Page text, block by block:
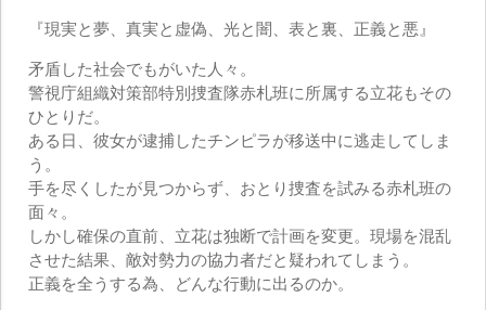
『現実と夢、真実と虚偽、光と闇、表と裏、正義と悪』
矛盾した社会でもがいた人々。
警視庁組織対策部特別捜査隊赤札班に所属する立花もその
ひとりだ。
ある日、彼女が逮捕したチンピラが移送中に逃走してしま
う。
手を尽くしたが見つからず、おとり捜査を試みる赤札班の
面々。
しかし確保の直前、立花は独断で計画を変更。現場を混乱
させた結果、敵対勢力の協力者だと疑われてしまう。
正義を全うする為、どんな行動に出るのか。